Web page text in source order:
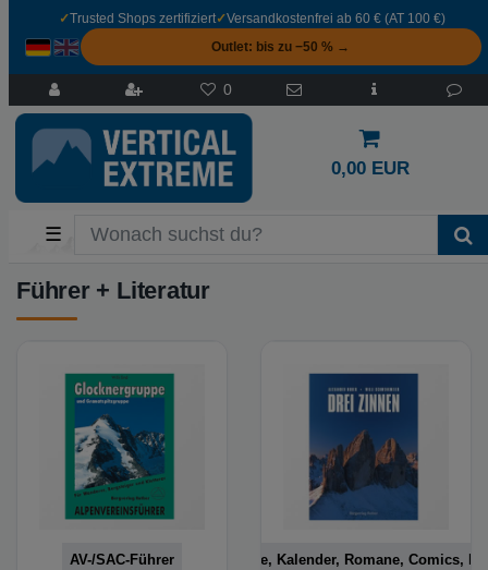
✓Trusted Shops zertifiziert✓Versandkostenfrei ab 60 € (AT 100 €)
Outlet: bis zu −50 % →
0
0,00 EUR
☰
Führer + Literatur
AV-/SAC-Führer Bildbände, Kalender, Romane, Comics,